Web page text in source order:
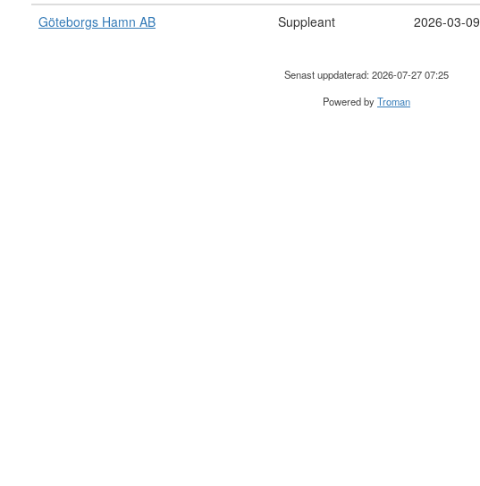
Göteborgs Hamn AB
Suppleant 2026-03-09
Senast uppdaterad: 2026-07-27 07:25
Powered byTroman